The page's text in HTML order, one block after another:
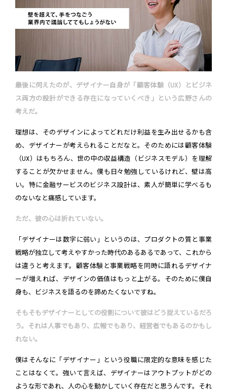
最後に伺えたのが、デザイナー自身が「顧客体験（UX）とビジネ
ス両方の設計ができる存在になっていくべき」という広野さんの
考えだ。
理想は、そのデザインによってどれだけ利益を生み出せるかも含
め、デザイナーが考えられることだなと。そのためには顧客体験
（UX）はもちろん、世の中の収益構造（ビジネスモデル）を理解
することが欠かせません。僕も日々勉強しているけれど、壁は高
い。特に金融サービスのビジネス設計は、素人が簡単に学べるも
のないなと痛感しています。
ただ、彼の心は折れていない。
「デザイナーは数字に弱い」というのは、プロダクトの質と事業
戦略が独立して考えやすかった時代のあるあるであって、これから
は違うと考えます。顧客体験と事業戦略を同時に語れるデザイナ
ーが増えれば、デザインの価値はもっと上がる。そのために僕自
身も、ビジネスを語るのを諦めたくないですね。
そもそもデザイナーとしての役割について彼はどう捉えているだろ
う。それは人事でもあり、広報でもあり、経営者でもあるのかもし
れない。
僕はそんなに「デザイナー」という役職に限定的な意味を感じた
ことはなくて。強いて言えば、デザイナーはアウトプットがどの
ような形であれ、人の心を動かしていく存在だと思うんです。それ